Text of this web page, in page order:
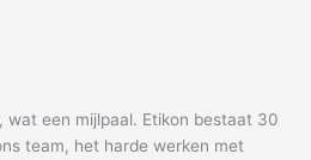
wat een mijlpaal. Etikon bestaat 30
team, het harde werken met